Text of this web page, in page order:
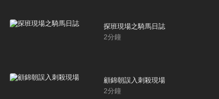
探班現場之騎馬日誌
2分鐘
顧錦朝誤入刺殺現場
2分鐘